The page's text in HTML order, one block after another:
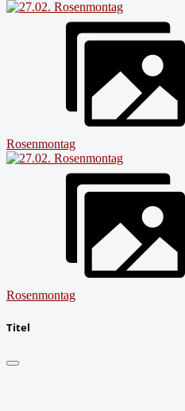
Rosenmontag
Rosenmontag
Titel